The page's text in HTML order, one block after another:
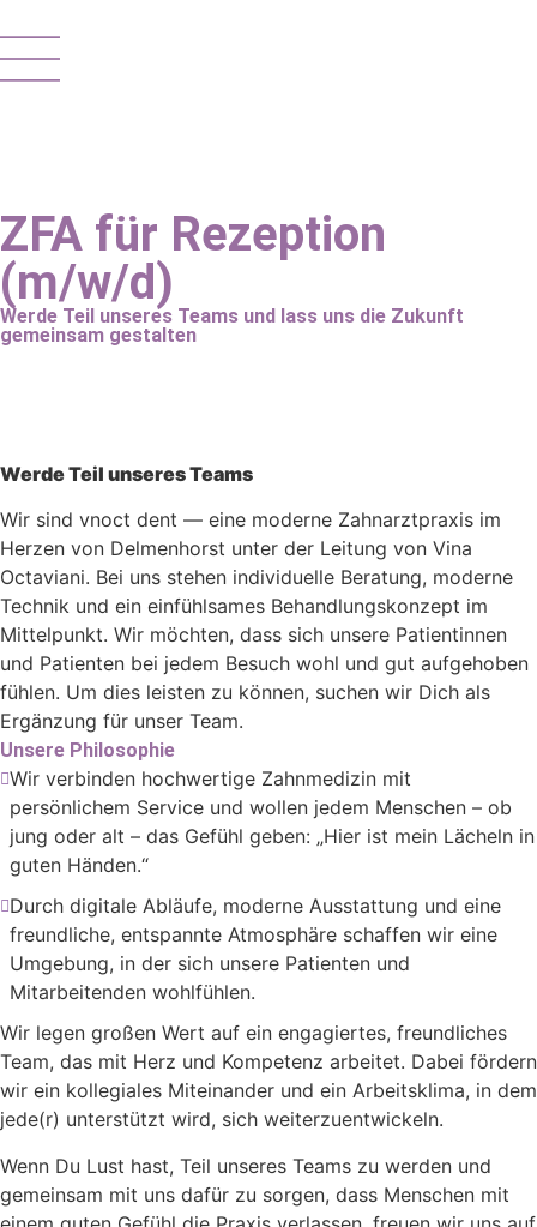
ZFA für Rezeption
(m/w/d)
Werde Teil unseres Teams und lass uns die Zukunft
gemeinsam gestalten
Werde Teil unseres Teams
Wir sind vnoct dent — eine moderne Zahnarztpraxis im
Herzen von Delmenhorst unter der Leitung von Vina
Octaviani. Bei uns stehen individuelle Beratung, moderne
Technik und ein einfühlsames Behandlungskonzept im
Mittelpunkt. Wir möchten, dass sich unsere Patientinnen
und Patienten bei jedem Besuch wohl und gut aufgehoben
fühlen. Um dies leisten zu können, suchen wir Dich als
Ergänzung für unser Team.
Unsere Philosophie
Wir verbinden hochwertige Zahnmedizin mit
persönlichem Service und wollen jedem Menschen – ob
jung oder alt – das Gefühl geben: „Hier ist mein Lächeln in
guten Händen.“
Durch digitale Abläufe, moderne Ausstattung und eine
freundliche, entspannte Atmosphäre schaffen wir eine
Umgebung, in der sich unsere Patienten und
Mitarbeitenden wohlfühlen.
Wir legen großen Wert auf ein engagiertes, freundliches
Team, das mit Herz und Kompetenz arbeitet. Dabei fördern
wir ein kollegiales Miteinander und ein Arbeitsklima, in dem
jede(r) unterstützt wird, sich weiterzuentwickeln.
Wenn Du Lust hast, Teil unseres Teams zu werden und
gemeinsam mit uns dafür zu sorgen, dass Menschen mit